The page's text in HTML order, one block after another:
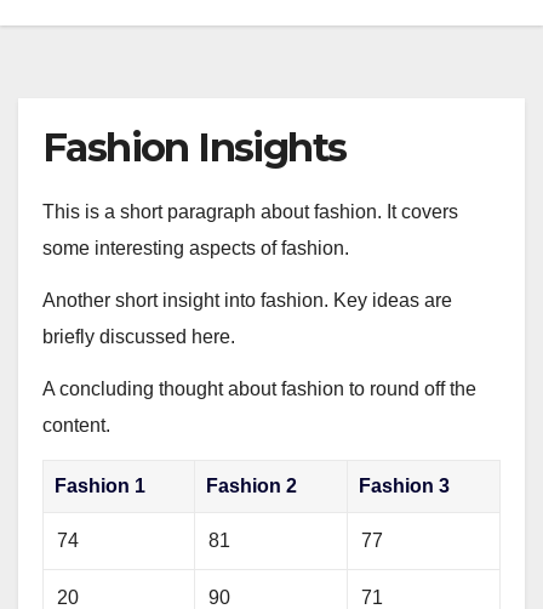
Fashion Insights
This is a short paragraph about fashion. It covers
some interesting aspects of fashion.
Another short insight into fashion. Key ideas are
briefly discussed here.
A concluding thought about fashion to round off the
content.
Fashion 1 Fashion 2 Fashion 3
74 81 77
20 90 71